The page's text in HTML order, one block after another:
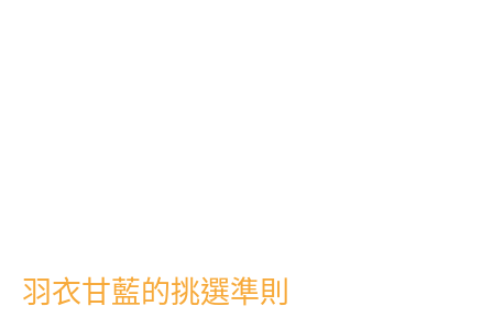
羽衣甘藍的挑選準則